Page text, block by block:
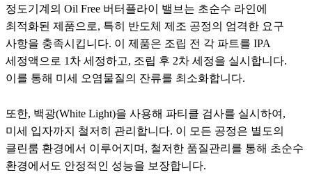
정도기계의 Oil Free 버터플라이 밸브는 초순수 라인에
최적화된 제품으로, 특히 반도체 제조 공정의 엄격한 요구
사항을 충족시킵니다. 이 제품은 조립 전 각 파트를 IPA
세정액으로 1차 세정하고, 조립 후 2차 세정을 실시합니다.
이를 통해 미세 오염물질의 잔류를 최소화합니다.
또한, 백광(White Light)을 사용해 파티클 검사를 실시하여,
미세 입자까지 철저히 관리합니다. 이 모든 공정은 별도의
클린룸 환경에서 이루어지며, 철저한 품질관리를 통해 초순수
환경에서도 안정적인 성능을 보장합니다.